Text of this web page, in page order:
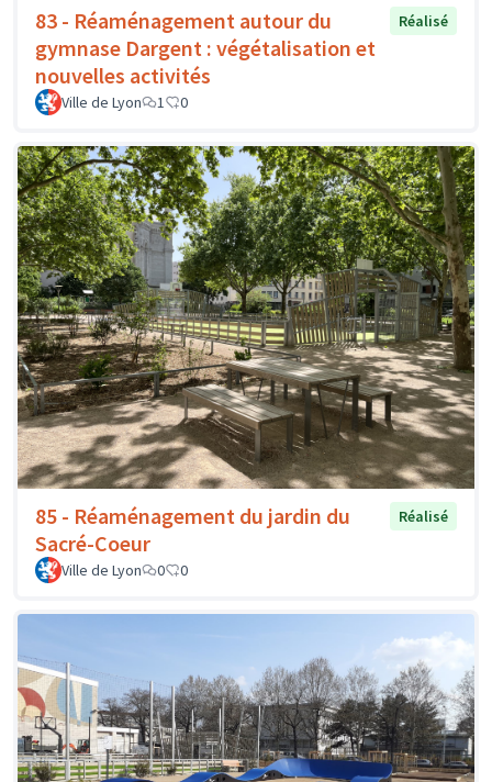
83 - Réaménagement autour du
gymnase Dargent : végétalisation et
nouvelles activités
Réalisé
Ville de Lyon 1 0
85 - Réaménagement du jardin du
Sacré-Coeur
Réalisé
Ville de Lyon 0 0